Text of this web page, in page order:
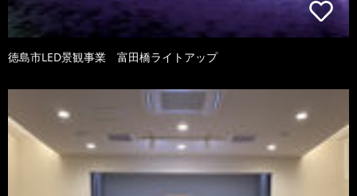
徳島市LED景観事業 富田橋ライトアップ